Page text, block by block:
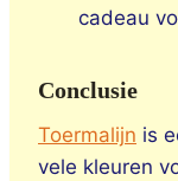
cadeau
Conclusie
Toermalijn is
vele kleuren